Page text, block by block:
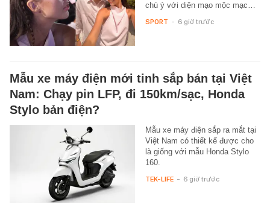
chú ý với diện mạo mộc mạc…
SPORT - 6 giờ trước
Mẫu xe máy điện mới tinh sắp bán tại Việt
Nam: Chạy pin LFP, đi 150km/sạc, Honda
Stylo bản điện?
Mẫu xe máy điện sắp ra mắt tại
Việt Nam có thiết kế được cho
là giống với mẫu Honda Stylo
160.
TEK-LIFE - 6 giờ trước